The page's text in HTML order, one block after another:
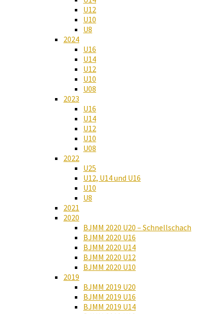
U12
U10
U8
2024
U16
U14
U12
U10
U08
2023
U16
U14
U12
U10
U08
2022
U25
U12, U14 und U16
U10
U8
2021
2020
BJMM 2020 U20 – Schnellschach
BJMM 2020 U16
BJMM 2020 U14
BJMM 2020 U12
BJMM 2020 U10
2019
BJMM 2019 U20
BJMM 2019 U16
BJMM 2019 U14